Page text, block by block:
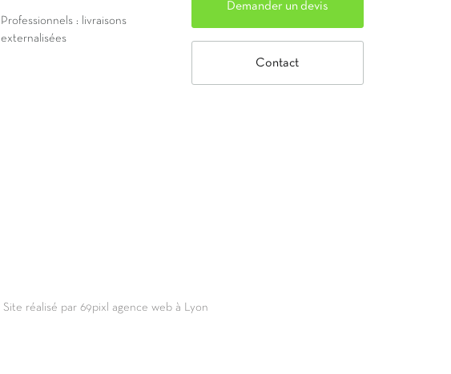
Professionnels : livraisons
externalisées
Demander un devis
Contact
Site réalisé par 69pixl agence web à Lyon